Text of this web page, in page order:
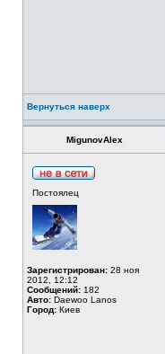
Вернуться наверх
MigunovAlex
Постоялец
Зарегистрирован: 28 ноя
2012, 12:12
Сообщений: 182
Авто: Daewoo Lanos
Город: Киев